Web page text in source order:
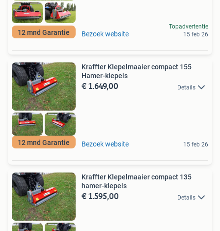
12 mnd Garantie Bezoek website
Topadvertentie
15 feb 26
12 mnd Garantie
Kraffter Klepelmaaier compact 155
Hamer-klepels
€ 1.649,00 Details
Bezoek website 15 feb 26
Kraffter Klepelmaaier compact 135
hamer-klepels
€ 1.595,00 Details